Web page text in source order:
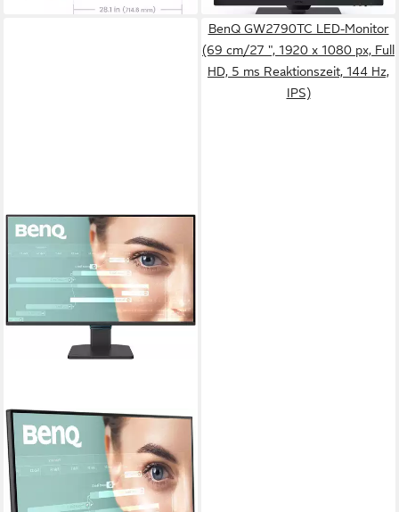
BenQ GW2790TC LED-Monitor
(69 cm/27 ", 1920 x 1080 px, Full
HD, 5 ms Reaktionszeit, 144 Hz,
IPS)